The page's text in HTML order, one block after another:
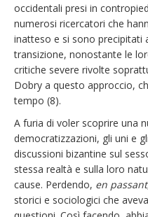
occidentali presi in
numerosi ricercatori che
inatteso e si sono precipitati
transizione, nonostante le
critiche severe rivolte
Dobry a questo approccio,
tempo (8).
A furia di voler scoprire una
democratizzazioni, gli uni e
discussioni bizantine sul
stessa realtà e sulla loro
cause. Perdendo, en passant
storici e sociologici che